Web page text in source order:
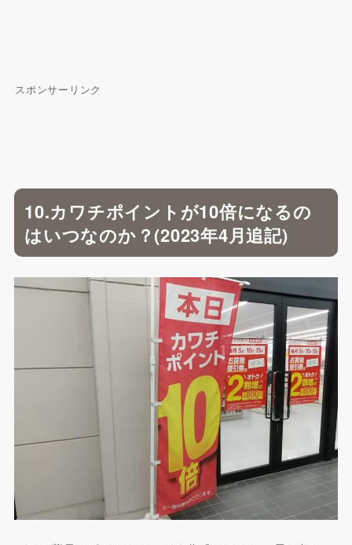
スポンサーリンク
10.カワチポイントが10倍になるの
はいつなのか？(2023年4月追記)